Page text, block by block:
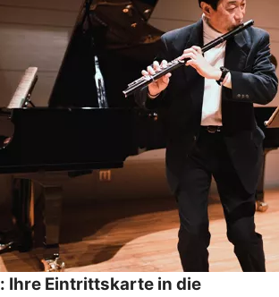
Ihre Eintrittskarte in die